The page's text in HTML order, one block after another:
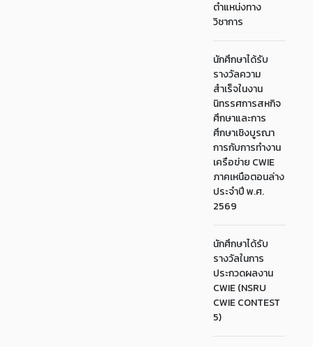
ตำแหน่งทาง
วิชาการ
นักศึกษาได้รับ
รางวัลความ
สำเร็จในงาน
นิทรรศการสหกิจ
ศึกษาและการ
ศึกษาเชิงบูรณา
การกับการทำงาน
เครือข่าย CWIE
ภาคเหนือตอนล่าง
ประจำปี พ.ศ.
2569
นักศึกษาได้รับ
รางวัลในการ
ประกวดผลงาน
CWIE (NSRU
CWIE CONTEST
5)